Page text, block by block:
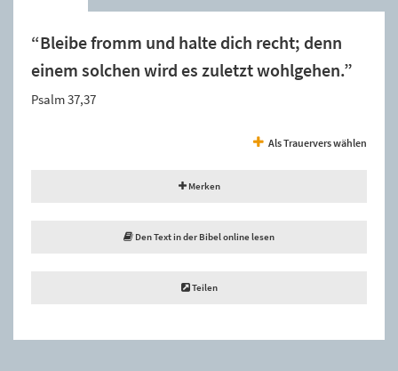
“Bleibe fromm und halte dich recht; denn
einem solchen wird es zuletzt wohlgehen.”
Psalm 37,37
Als Trauervers wählen
Merken
Den Text in der Bibel online lesen
Teilen